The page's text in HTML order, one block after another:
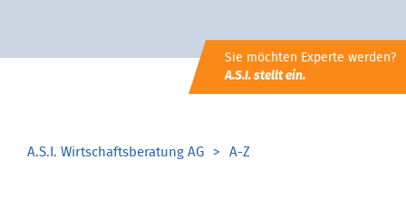
Sie möchten Experte werden?
A.S.I. stellt ein.
A.S.I. Wirtschaftsberatung AG A-Z